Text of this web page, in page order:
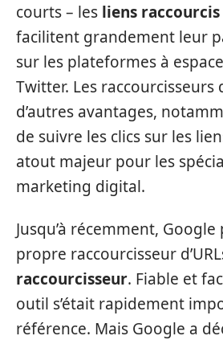
courts – les liens raccourcis
facilitent grandement leur
sur les plateformes à
Twitter. Les raccourcisseurs
d’autres avantages,
de suivre les clics sur les
atout majeur pour les
marketing digital.
Jusqu’à récemment,
propre raccourcisseur
raccourcisseur. Fiable et
outil s’était rapidement
référence. Mais Google a